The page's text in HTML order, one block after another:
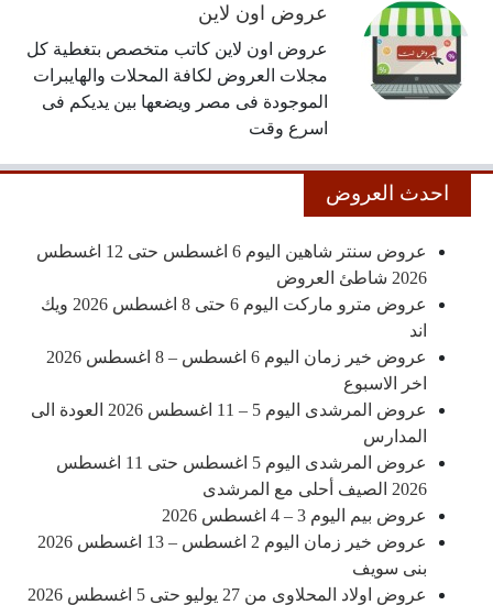
عروض اون لاين
عروض اون لاين كاتب متخصص بتغطية كل
مجلات العروض لكافة المحلات والهايبرات
الموجودة فى مصر ويضعها بين يديكم فى
اسرع وقت
احدث العروض
عروض سنتر شاهين اليوم 6 اغسطس حتى 12 اغسطس
2026 شاطئ العروض
عروض مترو ماركت اليوم 6 حتى 8 اغسطس 2026 ويك
اند
عروض خير زمان اليوم 6 اغسطس – 8 اغسطس 2026
اخر الاسبوع
عروض المرشدى اليوم 5 – 11 اغسطس 2026 العودة الى
المدارس
عروض المرشدى اليوم 5 اغسطس حتى 11 اغسطس
2026 الصيف أحلى مع المرشدى
عروض بيم اليوم 3 – 4 اغسطس 2026
عروض خير زمان اليوم 2 اغسطس – 13 اغسطس 2026
بنى سويف
عروض اولاد المحلاوى من 27 يوليو حتى 5 اغسطس 2026